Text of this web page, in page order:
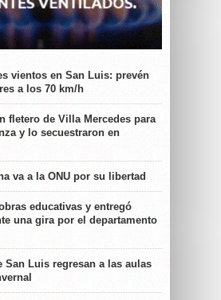
vientos en San Luis: prevén
a los 70 km/h
fletero de Villa Mercedes para
y lo secuestraron en
va a la ONU por su libertad
educativas y entregó
una gira por el departamento
San Luis regresan a las aulas